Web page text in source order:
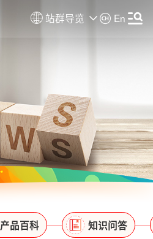
站群导览 En
产品百科 知识问答